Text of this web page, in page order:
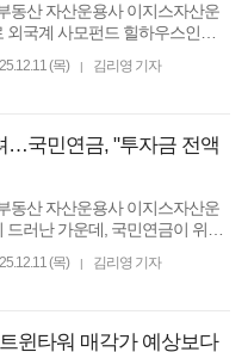
동산 자산운용사 이지스자산운
외국계 사모펀드 힐하우스인베
본에 넘어갈 것이란 우려가 제
(목) | 김리영 기자
…국민연금, "투자금 전액
동산 자산운용사 이지스자산운
드러난 가운데, 국민연금이 위탁
에 따르면 국민
(목) | 김리영 기자
윈타워 매각가 예상보다